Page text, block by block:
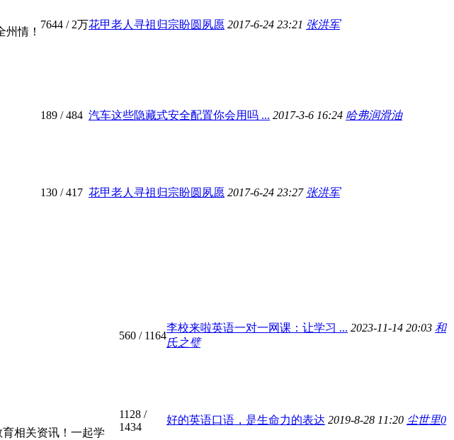
情！
7644 /2万花甲老人寻祖归宗盼圆夙愿 2017-6-24 23:21 张洪军
189 / 484 汽车这些隐藏式安全配置你会用吗 ... 2017-3-6 16:24 哈弗润滑油
130 / 417 花甲老人寻祖归宗盼圆夙愿 2017-6-24 23:27 张洪军
560 / 1164
李校来啦英语一对一网课：让学习 ... 2023-11-14 20:03 和
氏之璧
相关资讯！一起学
1128 /
1434
好的英语口语，是生命力的表达 2019-8-28 11:20 尘世里0